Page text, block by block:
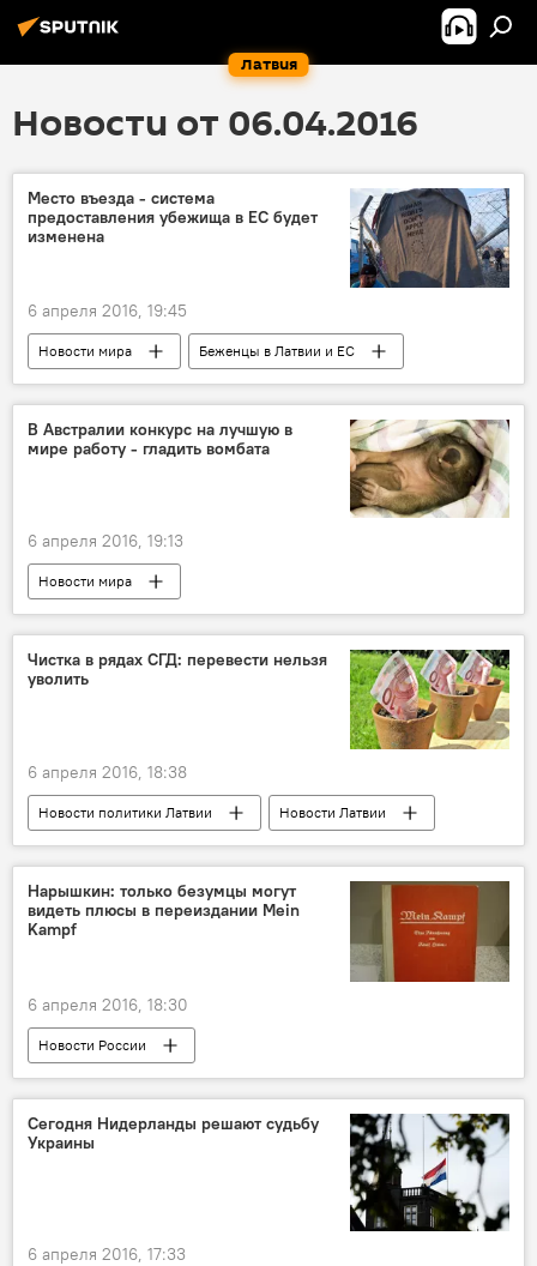
Латвия
Новости от 06.04.2016
Место въезда - система
предоставления убежища в ЕС будет
изменена
6 апреля 2016, 19:45
Новости мира Беженцы в Латвии и ЕС
В Австралии конкурс на лучшую в
мире работу - гладить вомбата
6 апреля 2016, 19:13
Новости мира
Чистка в рядах СГД: перевести нельзя
уволить
6 апреля 2016, 18:38
Новости политики Латвии Новости Латвии
Нарышкин: только безумцы могут
видеть плюсы в переиздании Mein
Kampf
6 апреля 2016, 18:30
Новости России
Сегодня Нидерланды решают судьбу
Украины
6 апреля 2016, 17:33